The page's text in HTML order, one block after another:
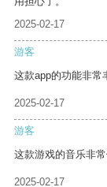
2025-02-17
游客
这款app的功能非常
2025-02-17
游客
这款游戏的音乐非
2025-02-17